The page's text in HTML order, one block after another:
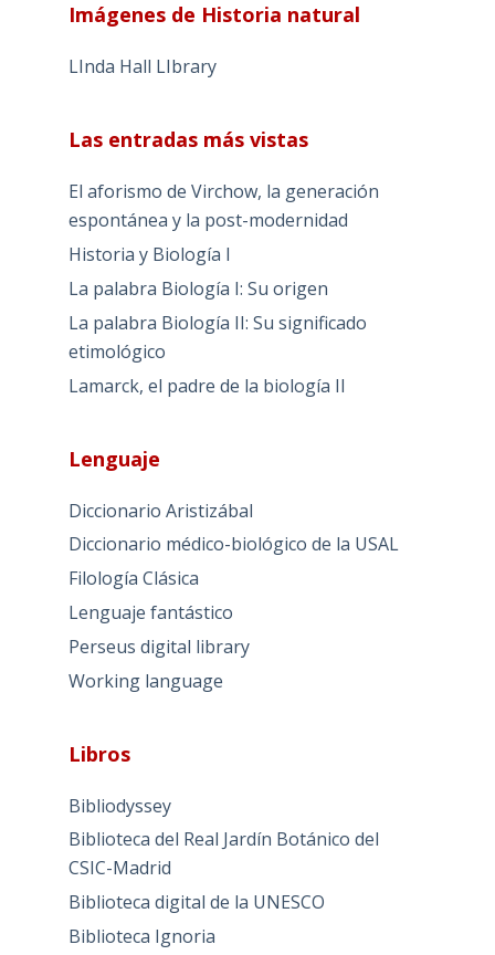
Imágenes de Historia natural
LInda Hall LIbrary
Las entradas más vistas
El aforismo de Virchow, la generación
espontánea y la post-modernidad
Historia y Biología I
La palabra Biología I: Su origen
La palabra Biología II: Su significado
etimológico
Lamarck, el padre de la biología II
Lenguaje
Diccionario Aristizábal
Diccionario médico-biológico de la USAL
Filología Clásica
Lenguaje fantástico
Perseus digital library
Working language
Libros
Bibliodyssey
Biblioteca del Real Jardín Botánico del
CSIC-Madrid
Biblioteca digital de la UNESCO
Biblioteca Ignoria